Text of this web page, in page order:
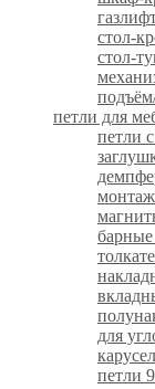
стол-
стол-
петли для
петли
для
петли